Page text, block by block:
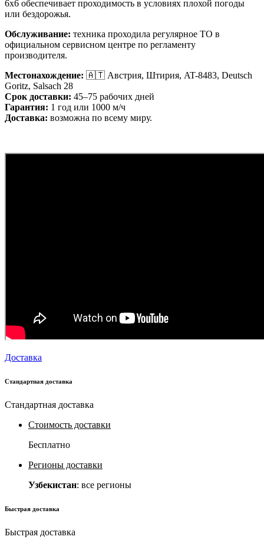
6x6 обеспечивает проходимость в условиях плохой погоды
или бездорожья.
Обслуживание: техника проходила регулярное ТО в
официальном сервисном центре по регламенту
производителя.
Местонахождение: 🇦🇹 Австрия, Штирия, AT-8483, Deutsch
Goritz, Salsach 28
Срок доставки: 45–75 рабочих дней
Гарантия: 1 год или 1000 м/ч
Доставка: возможна по всему миру.
Доставка
Стандартная доставка
Стандартная доставка
Стоимость доставки
Бесплатно
Регионы доставки
Узбекистан: все регионы
Быстрая доставка
Быстрая доставка